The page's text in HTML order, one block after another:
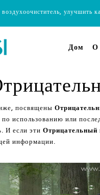
улучшить
Дом О
посвящены
использованию или
И если эти Отрицательный
информации.